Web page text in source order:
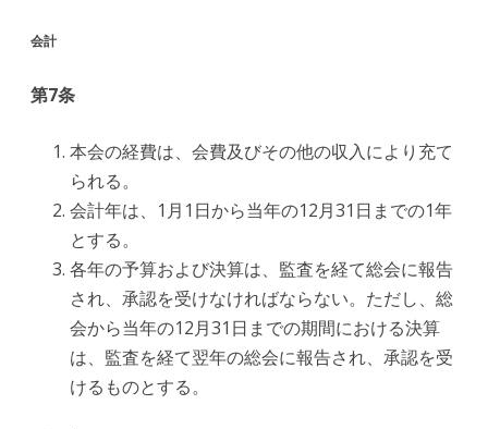
会計
第7条
本会の経費は、会費及びその他の収入により充て
られる。
会計年は、1月1日から当年の12月31日までの1年
とする。
各年の予算および決算は、監査を経て総会に報告
され、承認を受けなければならない。ただし、総
会から当年の12月31日までの期間における決算
は、監査を経て翌年の総会に報告され、承認を受
けるものとする。